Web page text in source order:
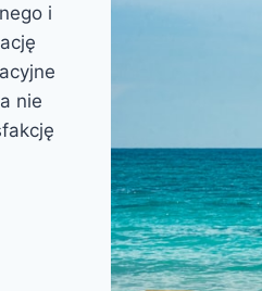
i
nie